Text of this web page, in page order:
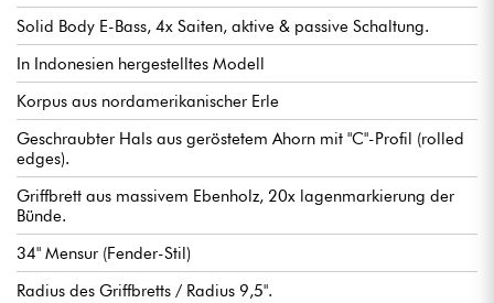
Solid Body E-Bass, 4x Saiten, aktive & passive Schaltung.
In Indonesien hergestelltes Modell
Korpus aus nordamerikanischer Erle
Geschraubter Hals aus geröstetem Ahorn mit "C"-Profil (rolled
edges).
Griffbrett aus massivem Ebenholz, 20x lagenmarkierung der
Bünde.
34" Mensur (Fender-Stil)
Radius des Griffbretts / Radius 9,5".